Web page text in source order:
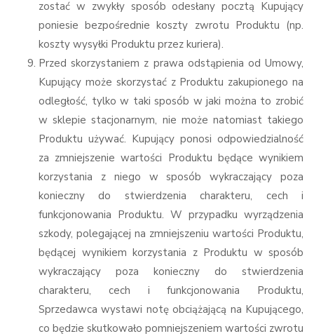
zostać w zwykły sposób odesłany pocztą Kupujący
poniesie bezpośrednie koszty zwrotu Produktu (np.
koszty wysyłki Produktu przez kuriera).
Przed skorzystaniem z prawa odstąpienia od Umowy,
Kupujący może skorzystać z Produktu zakupionego na
odległość, tylko w taki sposób w jaki można to zrobić
w sklepie stacjonarnym, nie może natomiast takiego
Produktu używać. Kupujący ponosi odpowiedzialność
za zmniejszenie wartości Produktu będące wynikiem
korzystania z niego w sposób wykraczający poza
konieczny do stwierdzenia charakteru, cech i
funkcjonowania Produktu. W przypadku wyrządzenia
szkody, polegającej na zmniejszeniu wartości Produktu,
będącej wynikiem korzystania z Produktu w sposób
wykraczający poza konieczny do stwierdzenia
charakteru, cech i funkcjonowania Produktu,
Sprzedawca wystawi notę obciążającą na Kupującego,
co będzie skutkowało pomniejszeniem wartości zwrotu